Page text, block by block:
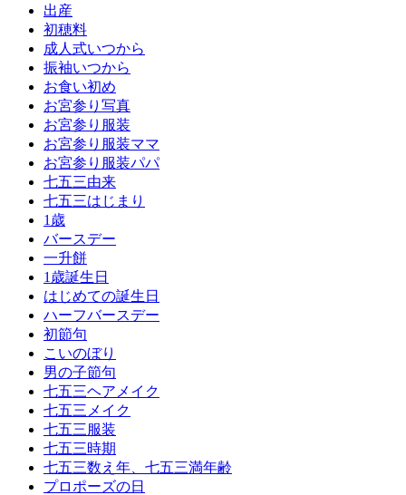
出産
初穂料
成人式いつから
振袖いつから
お食い初め
お宮参り写真
お宮参り服装
お宮参り服装ママ
お宮参り服装パパ
七五三由来
七五三はじまり
1歳
バースデー
一升餅
1歳誕生日
はじめての誕生日
ハーフバースデー
初節句
こいのぼり
男の子節句
七五三ヘアメイク
七五三メイク
七五三服装
七五三時期
七五三数え年、七五三満年齢
プロポーズの日